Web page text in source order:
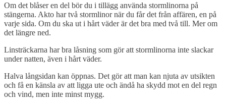
Om det blåser en del bör du i tillägg använda stormlinorna på
stängerna. Akto har två stormlinor när du får det från affären, en på
varje sida. Om du ska ut i hårt väder är det bra med två till. Mer om
det längre ned.
Linsträckarna har bra låsning som gör att stormlinorna inte slackar
under natten, även i hårt väder.
Halva långsidan kan öppnas. Det gör att man kan njuta av utsikten
och få en känsla av att ligga ute och ändå ha skydd mot en del regn
och vind, men inte minst mygg.